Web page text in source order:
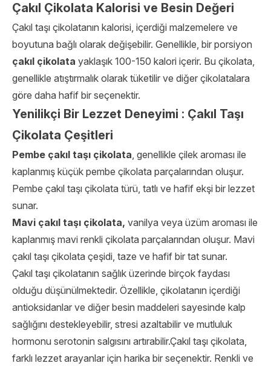
Çakıl Çikolata Kalorisi ve Besin Değeri
Çakıl taşı çikolatanın kalorisi, içerdiği malzemelere ve
boyutuna bağlı olarak değişebilir. Genellikle, bir porsiyon
çakıl çikolata yaklaşık 100-150 kalori içerir. Bu çikolata,
genellikle atıştırmalık olarak tüketilir ve diğer çikolatalara
göre daha hafif bir seçenektir.
Yenilikçi Bir Lezzet Deneyimi : Çakıl Taşı
Çikolata Çeşitleri
Pembe çakıl taşı çikolata, genellikle çilek aroması ile
kaplanmış küçük pembe çikolata parçalarından oluşur.
Pembe çakıl taşı çikolata türü, tatlı ve hafif ekşi bir lezzet
sunar.
Mavi çakıl taşı çikolata, vanilya veya üzüm aroması ile
kaplanmış mavi renkli çikolata parçalarından oluşur. Mavi
çakıl taşı çikolata çeşidi, taze ve hafif bir tat sunar.
Çakıl taşı çikolatanın sağlık üzerinde birçok faydası
olduğu düşünülmektedir. Özellikle, çikolatanın içerdiği
antioksidanlar ve diğer besin maddeleri sayesinde kalp
sağlığını destekleyebilir, stresi azaltabilir ve mutluluk
hormonu serotonin salgısını artırabilir.Çakıl taşı çikolata,
farklı lezzet arayanlar için harika bir seçenektir. Renkli ve